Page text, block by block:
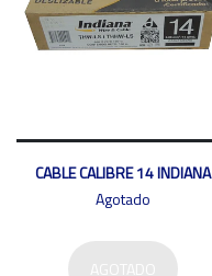
CABLE CALIBRE 14 INDIANA
Agotado